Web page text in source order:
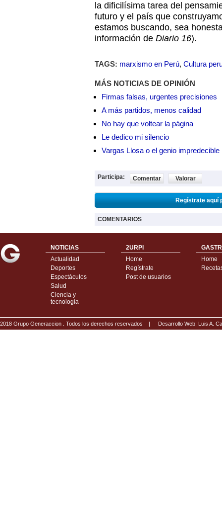
la dificilísima tarea del
futuro y el país que
estamos buscando, sea
información de Diario 16).
TAGS: marxismo en Perú, Cultura
MÁS NOTICIAS DE OPINIÓN
Firmas falsas, urgentes precisiones
A más partidos, menos calidad
No hay que voltear la página
Le dedico mi silencio
Vargas Llosa o el genio impredecible
Participa: Comentar Valorar
Regístrate aquí
COMENTARIOS
NOTICIAS
Actualidad
Deportes
Espectáculos
Salud
Ciencia y
tecnología
2URPI
Home
Regístrate
Post de usuarios
Home
2018 Grupo Generaccion . Todos los derechos reservados | Desarrollo Web: Luis